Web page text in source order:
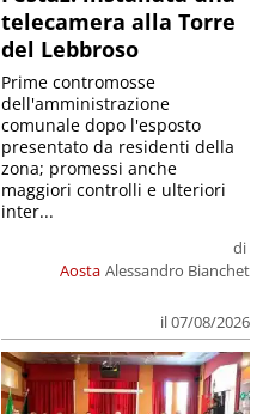
telecamera alla Torre
del Lebbroso
Aosta
di
Alessandro Bianchet
il 07/08/2026
Prime contromosse
dell'amministrazione
comunale dopo l'esposto
presentato da residenti della
zona; promessi anche
maggiori controlli e ulteriori
inter...